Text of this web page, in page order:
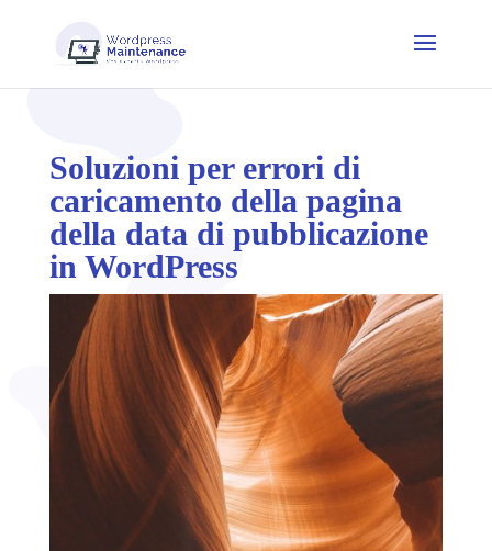
Soluzioni per errori di
caricamento della pagina
della data di pubblicazione
in WordPress